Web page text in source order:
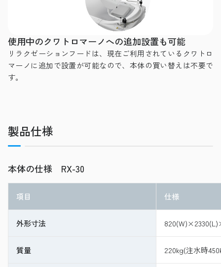
使用中のクワトロマーノへの追加設置も可能
リラクゼーションフードは、現在ご利用されているクワトロ
マーノに追加で設置が可能なので、本体の買い替えは不要で
す。
製品仕様
本体の仕様 RX-30
項目 仕様
外形寸法
質量 220kg(注水時